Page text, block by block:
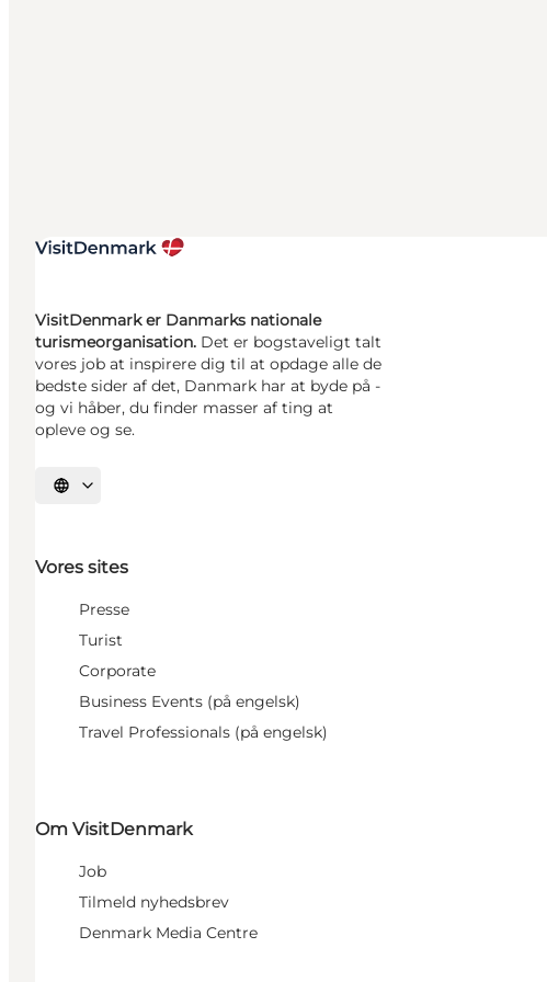
VisitDenmark er Danmarks nationale
turismeorganisation. Det er bogstaveligt talt
vores job at inspirere dig til at opdage alle de
bedste sider af det, Danmark har at byde på -
og vi håber, du finder masser af ting at
opleve og se.
Vælg sprog
Vores sites
Presse
Turist
Corporate
Business Events (på engelsk)
Travel Professionals (på engelsk)
Om VisitDenmark
Job
Tilmeld nyhedsbrev
Denmark Media Centre